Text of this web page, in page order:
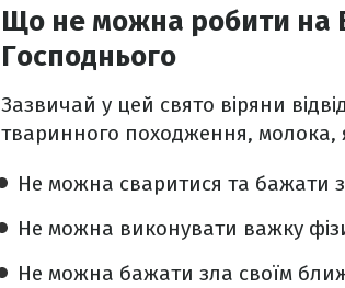
Що не можна робити на
Господнього
Зазвичай у цей свято віряни
тваринного походження, молока,
Не можна сваритися та бажати
Не можна виконувати важку
Не можна бажати зла своїм